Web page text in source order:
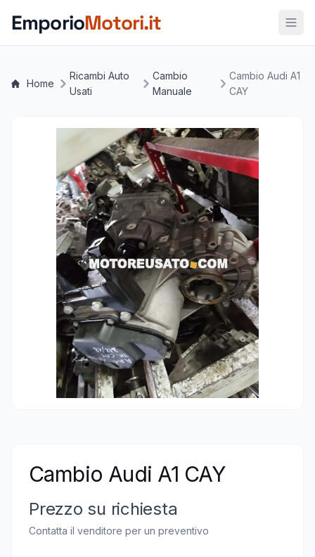
EmporioMotori.it
Home
Ricambi Auto
Usati
Cambio
Manuale
Cambio Audi A1
CAY
Cambio Audi A1 CAY
Prezzo su richiesta
Contatta il venditore per un preventivo